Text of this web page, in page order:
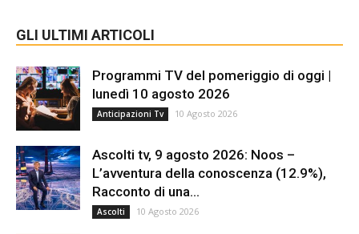
GLI ULTIMI ARTICOLI
Programmi TV del pomeriggio di oggi |
lunedì 10 agosto 2026
Anticipazioni Tv 10 Agosto 2026
Ascolti tv, 9 agosto 2026: Noos –
L’avventura della conoscenza (12.9%),
Racconto di una...
Ascolti 10 Agosto 2026